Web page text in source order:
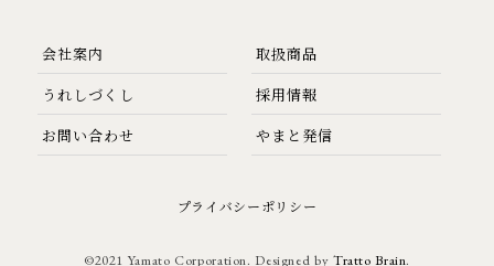
会社案内
取扱商品
うれしづくし
採用情報
お問い合わせ
やまと発信
プライバシーポリシー
©2021 Yamato Corporation. Designed by Tratto Brain.